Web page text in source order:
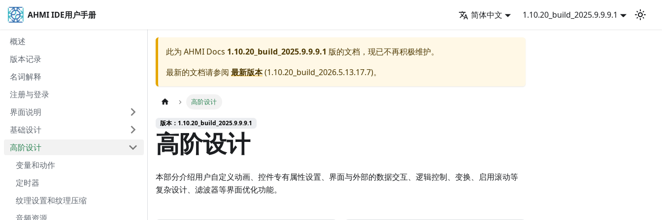
AHMI IDE用户手册 简体中文 1.10.20_build_2025.9.9.9.1
概述
版本记录
名词解释
注册与登录
界面说明
基础设计
高阶设计
变量和动作
定时器
纹理设置和纹理压缩
此为 AHMI Docs 1.10.20_build_2025.9.9.9.1 版的文档，现已不再积极维护。
最新的文档请参阅 最新版本(1.10.20_build_2026.5.13.17.7)。
高阶设计
版本：1.10.20_build_2025.9.9.9.1
高阶设计
本部分介绍用户自定义动画、控件专有属性设置、界面与外部的数据交互、逻辑控制、变换、启用滚动等
复杂设计、滤波器等界面优化功能。